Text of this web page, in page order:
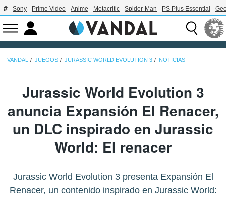
Sony Prime Video Anime Metacritic Spider-Man PS Plus Essential
VANDAL JUEGOS JURASSIC WORLD EVOLUTION 3 NOTICIAS
Jurassic World Evolution 3
anuncia Expansión El Renacer,
un DLC inspirado en Jurassic
World: El renacer
Jurassic World Evolution 3 presenta Expansión El
Renacer, un contenido inspirado en Jurassic World: